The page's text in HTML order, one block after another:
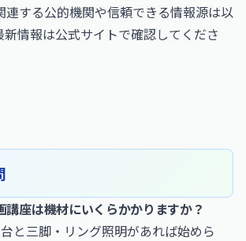
連する公的機関や信頼できる情報源は以
情報は公式サイトで確認してくださ
講座は機材にいくらかかりますか？
と三脚・リング照明があれば始めら